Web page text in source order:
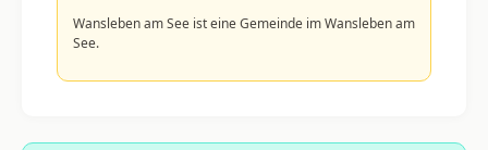
Wansleben am See ist eine Gemeinde im Wansleben am
See.